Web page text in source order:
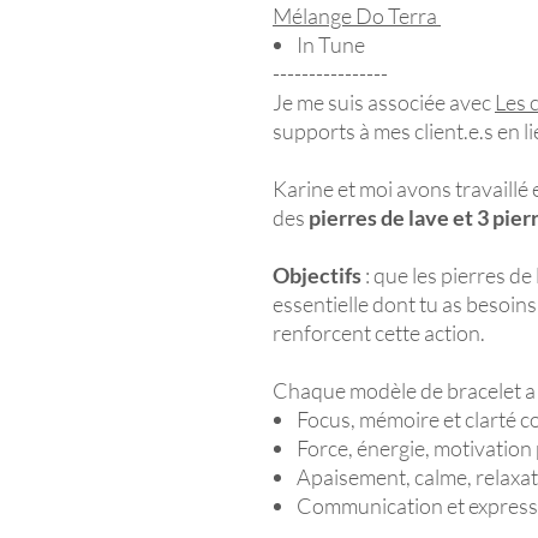
Mélange Do Terra
In Tune
----------------
Je me suis associée avec Les
supports à mes client.e.s en
Karine et moi avons travaillé
des pierres de lave et 3
Objectifs: que les pierres
essentielle dont tu as
renforcent cette action.
Chaque modèle de bracelet
Focus, mémoire et clarté
Force, énergie, motivation
Apaisement, calme,
Communication et